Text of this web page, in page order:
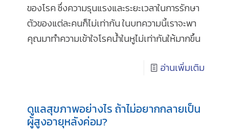
ของโรค ซึ่งความรุนแรงและระยะเวลาในการรักษา
ตัวของแต่ละคนก็ไม่เท่ากัน ในบทความนี้เราจะพา
คุณมาทำความเข้าใจโรคน้ำในหูไม่เท่ากันให้มากขึ้น
อ่านเพิ่มเติม
ดูแลสุขภาพอย่างไร ถ้าไม่อยากกลายเป็น
ผู้สูงอายุหลังค่อม?